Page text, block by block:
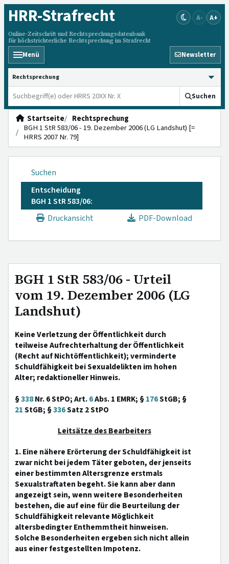
HRR-Strafrecht
Online-Zeitschrift und Rechtsprechungsdatenbank
für höchstrichterliche Rechtsprechung im Strafrecht
A- A+
Menü Newsletter
HRRS durchsuchen
Suchen
Startseite
Rechtsprechung
BGH 1 StR 583/06 - 19. Dezember 2006 (LG Landshut) [=
HRRS 2007 Nr. 79]
Suchen
Entscheidung
BGH 1 StR 583/06:
Druckansicht
PDF-Download
BGH 1 StR 583/06 - Urteil
vom 19. Dezember 2006 (LG
Landshut)
Keine Verletzung der Öffentlichkeit durch
teilweise Aufrechterhaltung der Öffentlichkeit
(Recht auf Nichtöffentlichkeit); verminderte
Schuldfähigkeit bei Sexualdelikten im hohen
Alter; redaktioneller Hinweis.
§338Nr. 6 StPO; Art.6Abs. 1 EMRK; §176StGB; §
21StGB; §336Satz 2 StPO
Leitsätze des Bearbeiters
1. Eine nähere Erörterung der Schuldfähigkeit ist
zwar nicht bei jedem Täter geboten, der jenseits
einer bestimmten Altersgrenze erstmals
Sexualstraftaten begeht. Sie kann aber dann
angezeigt sein, wenn weitere Besonderheiten
bestehen, die auf eine für die Beurteilung der
Schuldfähigkeit relevante Möglichkeit
altersbedingter Enthemmtheit hinweisen.
Solche Besonderheiten ergeben sich nicht allein
aus einer festgestellten Impotenz.